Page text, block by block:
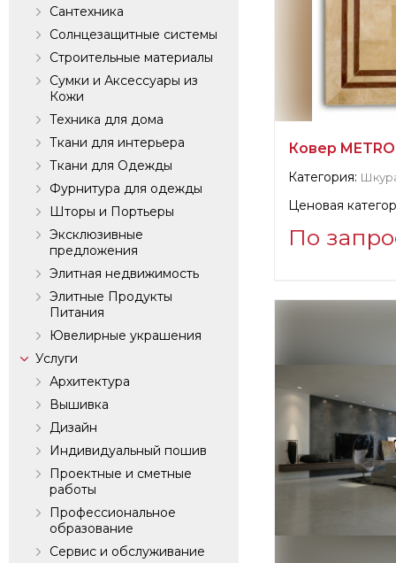
Сантехника
Солнцезащитные системы
Строительные материалы
Сумки и Аксессуары из
Кожи
Техника для дома
Ткани для интерьера
Ткани для Одежды
Фурнитура для одежды
Шторы и Портьеры
Эксклюзивные
предложения
Элитная недвижимость
Элитные Продукты
Питания
Ювелирные украшения
Услуги
Архитектура
Вышивка
Дизайн
Индивидуальный пошив
Проектные и сметные
работы
Профессиональное
образование
Сервис и обслуживание
Ковер
Категория:
Ценовая
По
verified company